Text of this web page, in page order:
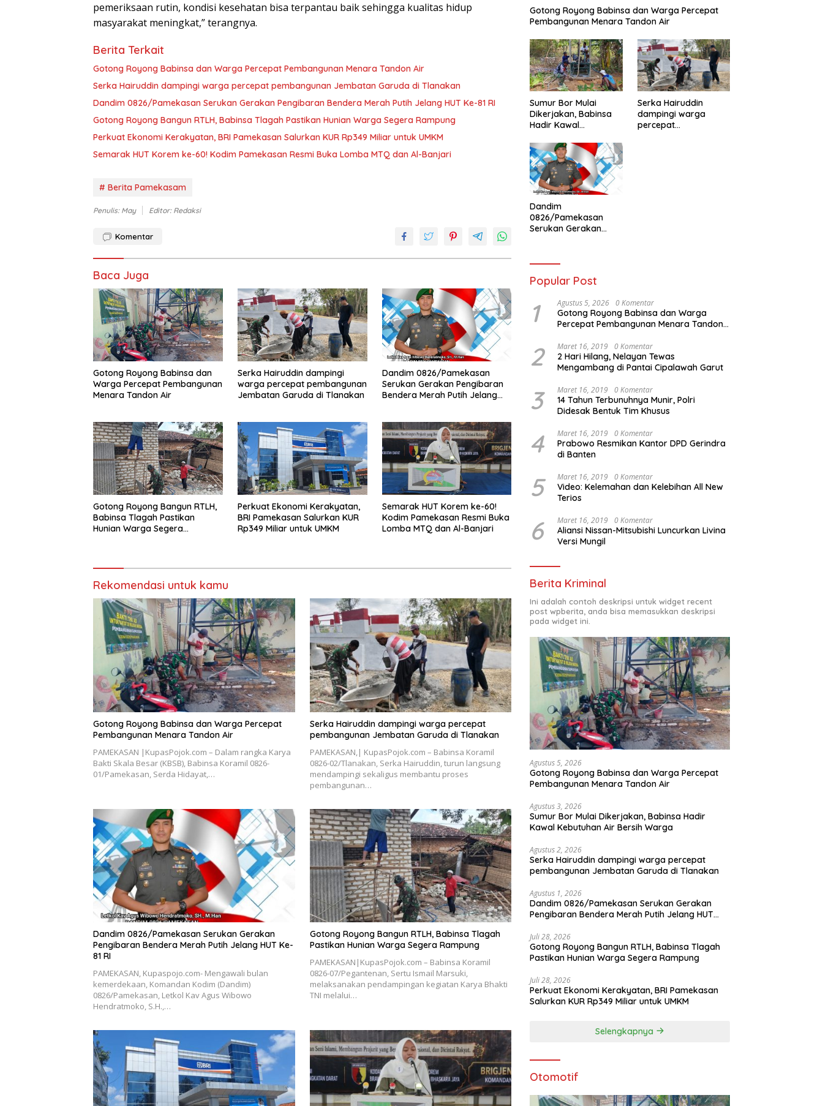
pemeriksaan rutin, kondisi kesehatan bisa terpantau baik sehingga kualitas hidup
masyarakat meningkat,” terangnya.
Berita Terkait
Gotong Royong Babinsa dan Warga Percepat Pembangunan Menara Tandon Air
Serka Hairuddin dampingi warga percepat pembangunan Jembatan Garuda di Tlanakan
Dandim 0826/Pamekasan Serukan Gerakan Pengibaran Bendera Merah Putih Jelang HUT Ke-81 RI
Gotong Royong Bangun RTLH, Babinsa Tlagah Pastikan Hunian Warga Segera Rampung
Perkuat Ekonomi Kerakyatan, BRI Pamekasan Salurkan KUR Rp349 Miliar untuk UMKM
Semarak HUT Korem ke-60! Kodim Pamekasan Resmi Buka Lomba MTQ dan Al-Banjari
# Berita Pamekasam
Penulis: May Editor: Redaksi
Komentar
Baca Juga
Gotong Royong Babinsa dan
Warga Percepat Pembangunan
Menara Tandon Air
Serka Hairuddin dampingi
warga percepat pembangunan
Jembatan Garuda di Tlanakan
Dandim 0826/Pamekasan
Serukan Gerakan Pengibaran
Bendera Merah Putih Jelang
Gotong Royong Bangun RTLH,
Babinsa Tlagah Pastikan
Hunian Warga Segera
Perkuat Ekonomi Kerakyatan,
BRI Pamekasan Salurkan KUR
Rp349 Miliar untuk UMKM
Semarak HUT Korem ke-60!
Kodim Pamekasan Resmi Buka
Lomba MTQ dan Al-Banjari
Rekomendasi untuk kamu
Gotong Royong Babinsa dan Warga Percepat
Pembangunan Menara Tandon Air
PAMEKASAN |KupasPojok.com – Dalam rangka Karya
Bakti Skala Besar (KBSB), Babinsa Koramil 0826-
01/Pamekasan, Serda Hidayat,…
Serka Hairuddin dampingi warga percepat
pembangunan Jembatan Garuda di Tlanakan
PAMEKASAN,| KupasPojok.com – Babinsa Koramil
0826-02/Tlanakan, Serka Hairuddin, turun langsung
mendampingi sekaligus membantu proses
pembangunan…
Dandim 0826/Pamekasan Serukan Gerakan
Pengibaran Bendera Merah Putih Jelang HUT Ke-
81 RI
PAMEKASAN, Kupaspojo.com- Mengawali bulan
kemerdekaan, Komandan Kodim (Dandim)
0826/Pamekasan, Letkol Kav Agus Wibowo
Hendratmoko, S.H.,…
Gotong Royong Bangun RTLH, Babinsa Tlagah
Pastikan Hunian Warga Segera Rampung
PAMEKASAN|KupasPojok.com – Babinsa Koramil
0826-07/Pegantenan, Sertu Ismail Marsuki,
melaksanakan pendampingan kegiatan Karya Bhakti
TNI melalui…
Gotong Royong Babinsa dan Warga Percepat
Pembangunan Menara Tandon Air
Sumur Bor Mulai
Dikerjakan, Babinsa
Hadir Kawal
Warga
Serka Hairuddin
dampingi warga
percepat
Dandim
0826/Pamekasan
Serukan Gerakan
HUT Ke-81 RI
Popular Post
1 Agustus 5, 2026 0 Komentar
Gotong Royong Babinsa dan Warga
Percepat Pembangunan Menara Tandon
2 Maret 16, 2019 0 Komentar
2 Hari Hilang, Nelayan Tewas
Mengambang di Pantai Cipalawah Garut
3 Maret 16, 2019 0 Komentar
14 Tahun Terbunuhnya Munir, Polri
Didesak Bentuk Tim Khusus
4 Maret 16, 2019 0 Komentar
Prabowo Resmikan Kantor DPD Gerindra
di Banten
5 Maret 16, 2019 0 Komentar
Video: Kelemahan dan Kelebihan All New
Terios
6 Maret 16, 2019 0 Komentar
Aliansi Nissan-Mitsubishi Luncurkan Livina
Versi Mungil
Berita Kriminal
Ini adalah contoh deskripsi untuk widget recent
post wpberita, anda bisa memasukkan deskripsi
pada widget ini.
Agustus 5, 2026
Gotong Royong Babinsa dan Warga Percepat
Pembangunan Menara Tandon Air
Agustus 3, 2026
Sumur Bor Mulai Dikerjakan, Babinsa Hadir
Kawal Kebutuhan Air Bersih Warga
Agustus 2, 2026
Serka Hairuddin dampingi warga percepat
pembangunan Jembatan Garuda di Tlanakan
Agustus 1, 2026
Dandim 0826/Pamekasan Serukan Gerakan
Pengibaran Bendera Merah Putih Jelang HUT
Juli 28, 2026
Gotong Royong Bangun RTLH, Babinsa Tlagah
Pastikan Hunian Warga Segera Rampung
Juli 28, 2026
Perkuat Ekonomi Kerakyatan, BRI Pamekasan
Salurkan KUR Rp349 Miliar untuk UMKM
Selengkapnya
Otomotif